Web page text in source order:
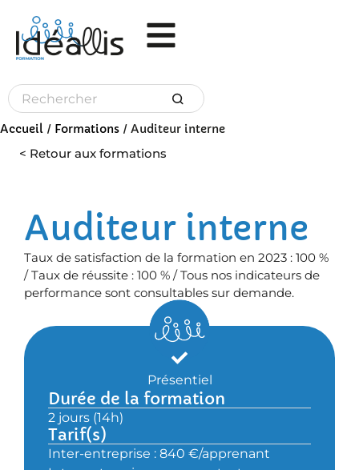
Accueil / Formations / Auditeur interne
< Retour aux formations
Auditeur interne
Taux de satisfaction de la formation en 2023 : 100 %
/ Taux de réussite : 100 % / Tous nos indicateurs de
performance sont consultables sur demande.
Présentiel
Durée de la formation
2 jours (14h)
Tarif(s)
Inter-entreprise : 840 €/apprenant